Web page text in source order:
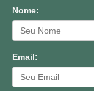
Nome:
Email: